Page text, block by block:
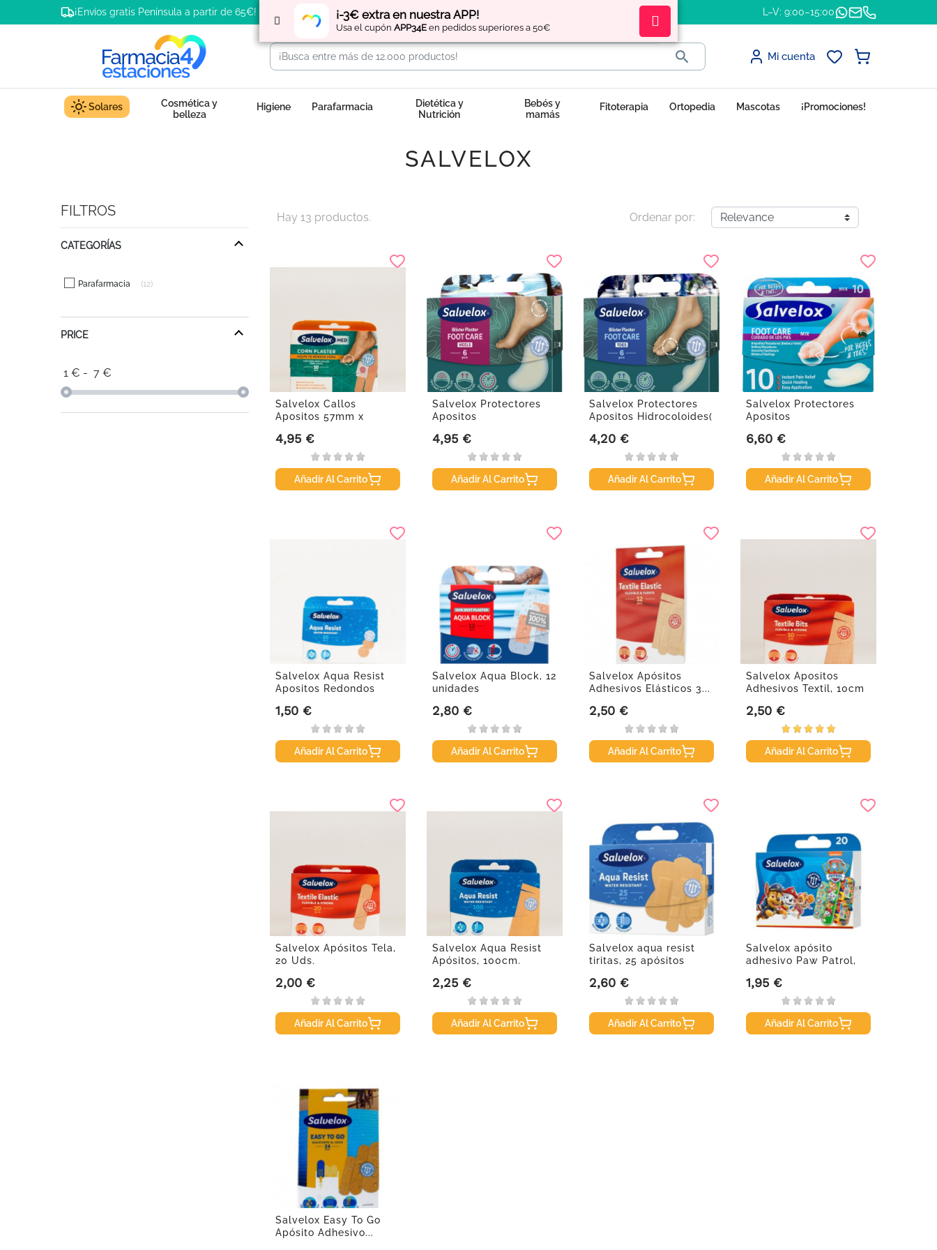
¡-3€ extra en nuestra APP!
Usa el cupón APP34E en pedidos superiores a 50€
¡Envíos gratis Península a partir de 65€! Regístratey obtén L–V: 9:00–15:00
 Mi cuenta
Solares
Cosmética y
belleza
Higiene Parafarmacia
Dietética y
Nutrición
Bebés y
mamás
Fitoterapia Ortopedia Mascotas ¡Promociones!
SALVELOX
FILTROS
CATEGORÍAS
Parafarmacia 12
PRICE
1 € - 7 €
Hay 13 productos. Ordenar por:
Salvelox Callos
Apositos 57mm x
Precio
4,95 €
Añadir Al Carrito
Salvelox Protectores
Apositos
Precio
4,95 €
Añadir Al Carrito
Salvelox Protectores
Apositos Hidrocoloides(
Precio
4,20 €
Añadir Al Carrito
Salvelox Protectores
Apositos
Precio
6,60 €
Añadir Al Carrito
Salvelox Aqua Resist
Apositos Redondos
Precio
1,50 €
Añadir Al Carrito
Salvelox Aqua Block, 12
unidades
Precio
2,80 €
Añadir Al Carrito
Salvelox Apósitos
Adhesivos Elásticos 3...
Precio
2,50 €
Añadir Al Carrito
Salvelox Apositos
Adhesivos Textil, 10cm
Precio
2,50 €
Añadir Al Carrito
Salvelox Apósitos Tela,
20 Uds.
Precio
2,00 €
Añadir Al Carrito
Salvelox Aqua Resist
Apósitos, 100cm.
Precio
2,25 €
Añadir Al Carrito
Salvelox aqua resist
tiritas, 25 apósitos
Precio
2,60 €
Añadir Al Carrito
Salvelox apósito
adhesivo Paw Patrol,
Precio
1,95 €
Añadir Al Carrito
Salvelox Easy To Go
Apósito Adhesivo...